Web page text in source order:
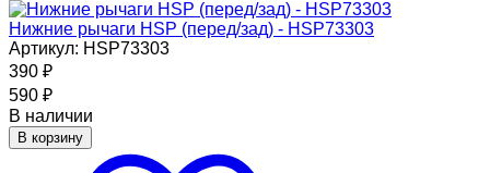
Нижние рычаги HSP (перед/зад) - HSP73303
Артикул: HSP73303
390 ₽
590 ₽
В наличии
В корзину